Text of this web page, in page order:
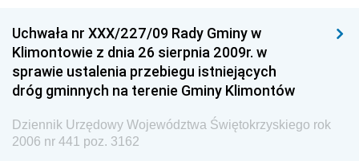
Uchwała nr XXX/227/09 Rady Gminy w
Klimontowie z dnia 26 sierpnia 2009r. w
sprawie ustalenia przebiegu istniejących
dróg gminnych na terenie Gminy Klimontów
Dziennik Urzędowy Województwa Świętokrzyskiego rok
2006 nr 441 poz. 3162